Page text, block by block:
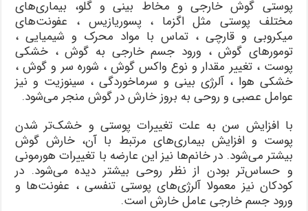
پوستی گوش خارجی و مخاط بینی و گلو، بیماری‌های
مختلف پوستی مثل اگزما ، پسوریازیس ، عفونت‌های
میکروبی و قارچی ، تماس با مواد محرک و شیمیایی ،
تومور‌های گوش ، ورود جسم خارجی به گوش ، خشکی
پوست ، تغییر مقدار و نوع واکس گوش ، شوره سر و گوش ،
خشکی هوا ، آلرژی بینی و سرماخوردگی ، سینوزیت و نیز
عوامل عصبی و روحی به بروز خارش در گوش منجر می‌شود.
با افزایش سن به علت تغییرات پوستی و خشک‌تر شدن
پوست و افزایش بیماری‌های مرتبط با آن، خارش گوش
بیشتر می‌شود. در خانم‌ها نیز این عارضه با تغییرات هورمونی
و حساس‌تر بودن از نظر روحی بیشتر دیده می‌شود. در
کودکان نیز معمولا آلرژی‌های پوستی تنفسی ، عفونت‌ها و
ورود جسم خارجی عامل خارش است.